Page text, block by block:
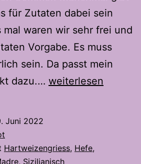
für Zutaten dabei sein
mal waren wir sehr frei und
Vorgabe. Es muss
sein. Da passt mein
dazu.… Ciambella
Sommer-
weiterlesen
Juni 2022
Hartweizengriess, Hefe,
, Sizilianisch